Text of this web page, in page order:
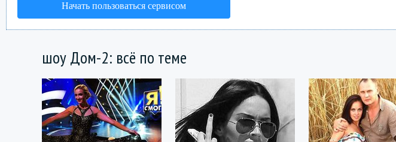
Начать пользоваться сервисом
шоу Дом-2: всё по теме